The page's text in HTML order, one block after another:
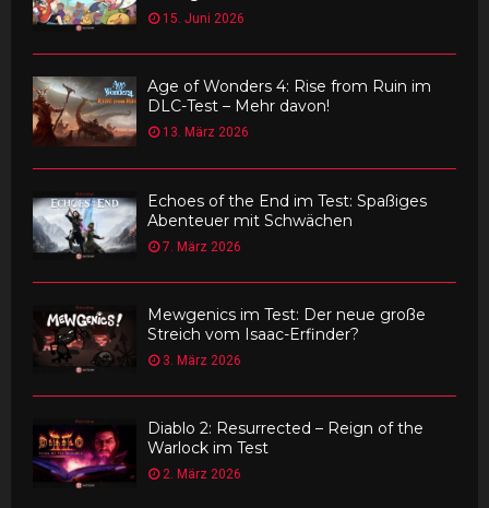
15. Juni 2026
Age of Wonders 4: Rise from Ruin im
DLC-Test – Mehr davon!
13. März 2026
Echoes of the End im Test: Spaßiges
Abenteuer mit Schwächen
7. März 2026
Mewgenics im Test: Der neue große
Streich vom Isaac-Erfinder?
3. März 2026
Diablo 2: Resurrected – Reign of the
Warlock im Test
2. März 2026